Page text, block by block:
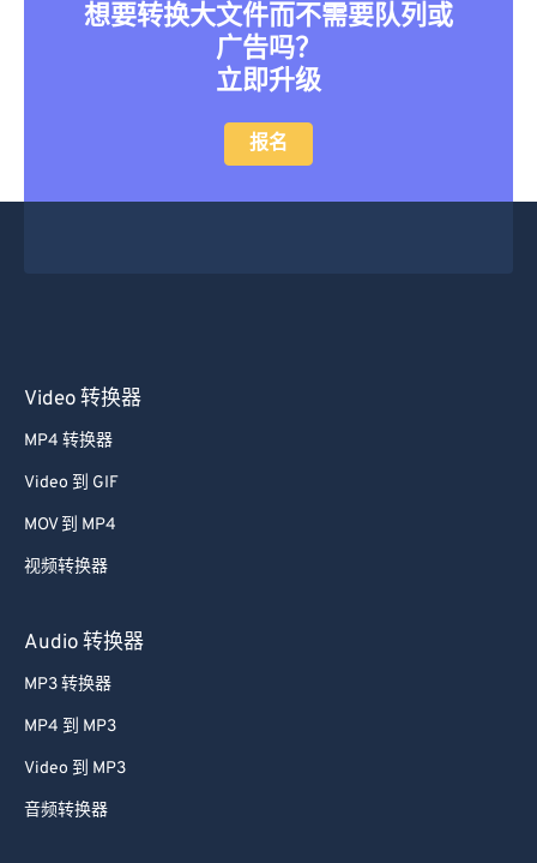
想要转换大文件而不需要队列或
广告吗？
立即升级
报名
Video 转换器
MP4 转换器
Video 到 GIF
MOV 到 MP4
视频转换器
Audio 转换器
MP3 转换器
MP4 到 MP3
Video 到 MP3
音频转换器